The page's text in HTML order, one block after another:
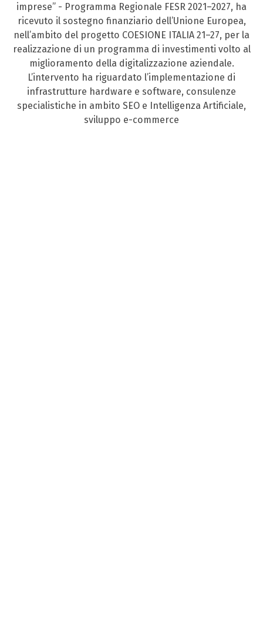
imprese” - Programma Regionale FESR 2021–2027, ha
ricevuto il sostegno finanziario dell’Unione Europea,
nell’ambito del progetto COESIONE ITALIA 21–27, per la
realizzazione di un programma di investimenti volto al
miglioramento della digitalizzazione aziendale.
L’intervento ha riguardato l’implementazione di
infrastrutture hardware e software, consulenze
specialistiche in ambito SEO e Intelligenza Artificiale,
sviluppo e-commerce